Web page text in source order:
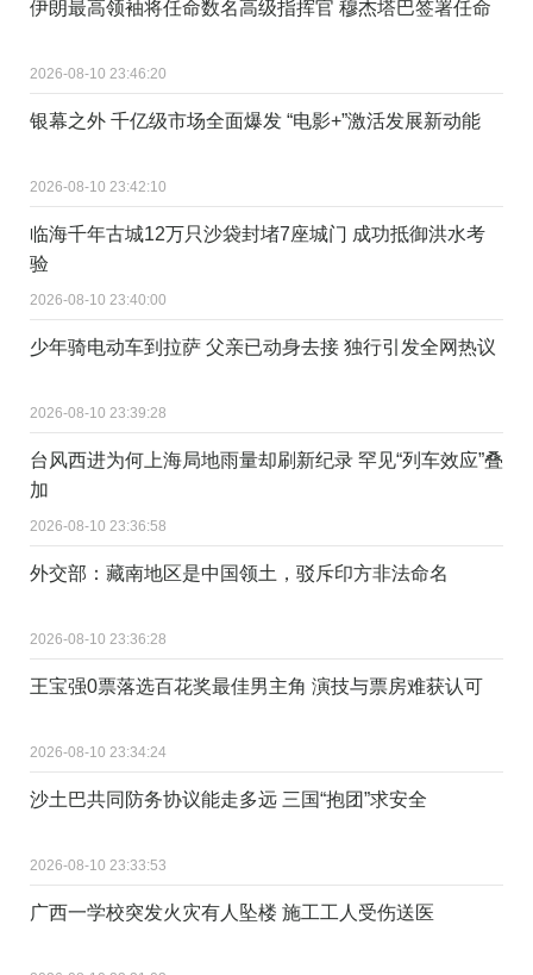
伊朗最高领袖将任命数名高级指挥官 穆杰塔巴签署任命
2026-08-10 23:46:20
银幕之外 千亿级市场全面爆发 “电影+”激活发展新动能
2026-08-10 23:42:10
临海千年古城12万只沙袋封堵7座城门 成功抵御洪水考
验
2026-08-10 23:40:00
少年骑电动车到拉萨 父亲已动身去接 独行引发全网热议
2026-08-10 23:39:28
台风西进为何上海局地雨量却刷新纪录 罕见“列车效应”叠
加
2026-08-10 23:36:58
外交部：藏南地区是中国领土，驳斥印方非法命名
2026-08-10 23:36:28
王宝强0票落选百花奖最佳男主角 演技与票房难获认可
2026-08-10 23:34:24
沙土巴共同防务协议能走多远 三国“抱团”求安全
2026-08-10 23:33:53
广西一学校突发火灾有人坠楼 施工工人受伤送医